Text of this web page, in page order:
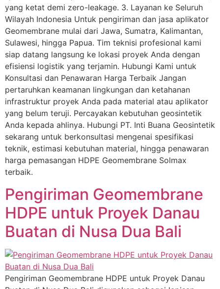
yang ketat demi zero-leakage. 3. Layanan ke Seluruh
Wilayah Indonesia Untuk pengiriman dan jasa aplikator
Geomembrane mulai dari Jawa, Sumatra, Kalimantan,
Sulawesi, hingga Papua. Tim teknisi profesional kami
siap datang langsung ke lokasi proyek Anda dengan
efisiensi logistik yang terjamin. Hubungi Kami untuk
Konsultasi dan Penawaran Harga Terbaik Jangan
pertaruhkan keamanan lingkungan dan ketahanan
infrastruktur proyek Anda pada material atau aplikator
yang belum teruji. Percayakan kebutuhan geosintetik
Anda kepada ahlinya. Hubungi PT. Inti Buana Geosintetik
sekarang untuk berkonsultasi mengenai spesifikasi
teknik, estimasi kebutuhan material, hingga penawaran
harga pemasangan HDPE Geomembrane Solmax
terbaik.
Pengiriman Geomembrane
HDPE untuk Proyek Danau
Buatan di Nusa Dua Bali
Pengiriman Geomembrane HDPE untuk Proyek Danau